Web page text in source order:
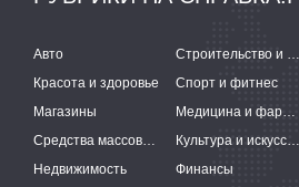
Авто Строительство и ремонт
Красота и здоровье
Спорт и фитнес
Магазины
Медицина и фармацевтика
Средства массовой информации
Культура и искусство
Недвижимость
Финансы